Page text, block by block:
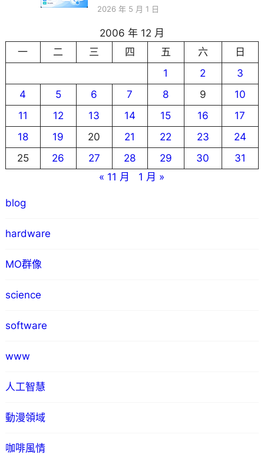
2026 年 5 月 1 日
2006 年 12 月
一
二 三 四 五 六
日
1
2
3
4
5 6 7 8 9
10
11
12 13 14 15 16
17
18
19 20 21 22 23
24
25
26 27 28 29 30
31
« 11 月
1 月 »
blog
hardware
MO群像
science
software
www
人工智慧
動漫領域
咖啡風情